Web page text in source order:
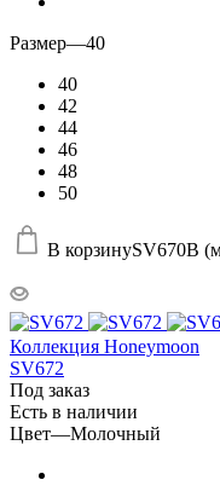
Размер—40
40
42
44
46
48
50
В корзинуSV670B
Коллекция Honeymoon
SV672
Под заказ
Есть в наличии
Цвет—Молочный